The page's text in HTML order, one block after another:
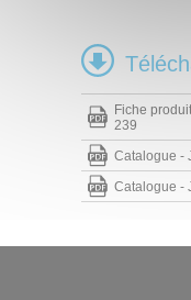
Fiche
239
Catalogue -
Catalogue -